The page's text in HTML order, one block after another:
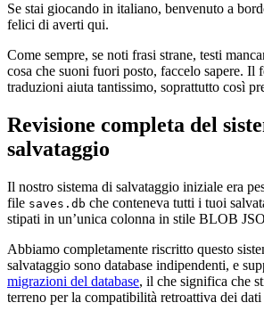
Se stai giocando in italiano, benvenuto a
felici di averti qui.
Come sempre, se noti frasi strane, testi
cosa che suoni fuori posto, faccelo sapere. Il
traduzioni aiuta tantissimo, soprattutto così
Revisione completa del
salvataggio
Il nostro sistema di salvataggio iniziale era
file saves.db che conteneva tutti i tuoi
stipati in un’unica colonna in stile BLOB
Abbiamo completamente riscritto questo
salvataggio sono database indipendenti, e
migrazioni del database, il che significa che
terreno per la compatibilità retroattiva dei